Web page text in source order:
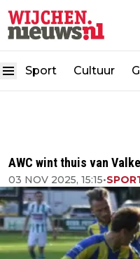
Sport Cultuur
AWC wint thuis van
03 NOV 2025, 15:15•